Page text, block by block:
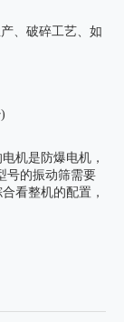
、破碎工艺、如
机是防爆电机，
号的振动筛需要
看整机的配置，